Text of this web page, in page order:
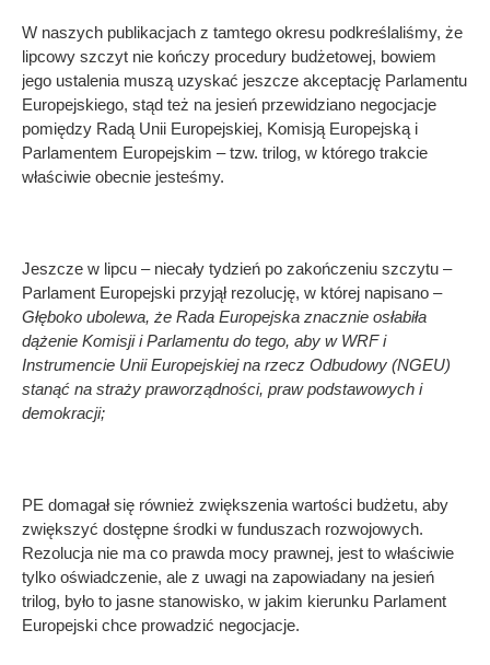
W naszych publikacjach z tamtego okresu podkreślaliśmy, że
lipcowy szczyt nie kończy procedury budżetowej, bowiem
jego ustalenia muszą uzyskać jeszcze akceptację Parlamentu
Europejskiego, stąd też na jesień przewidziano negocjacje
pomiędzy Radą Unii Europejskiej, Komisją Europejską i
Parlamentem Europejskim – tzw. trilog, w którego trakcie
właściwie obecnie jesteśmy.
Jeszcze w lipcu – niecały tydzień po zakończeniu szczytu –
Parlament Europejski przyjął rezolucję, w której napisano –
Głęboko ubolewa, że Rada Europejska znacznie osłabiła
dążenie Komisji i Parlamentu do tego, aby w WRF i
Instrumencie Unii Europejskiej na rzecz Odbudowy (NGEU)
stanąć na straży praworządności, praw podstawowych i
demokracji;
PE domagał się również zwiększenia wartości budżetu, aby
zwiększyć dostępne środki w funduszach rozwojowych.
Rezolucja nie ma co prawda mocy prawnej, jest to właściwie
tylko oświadczenie, ale z uwagi na zapowiadany na jesień
trilog, było to jasne stanowisko, w jakim kierunku Parlament
Europejski chce prowadzić negocjacje.